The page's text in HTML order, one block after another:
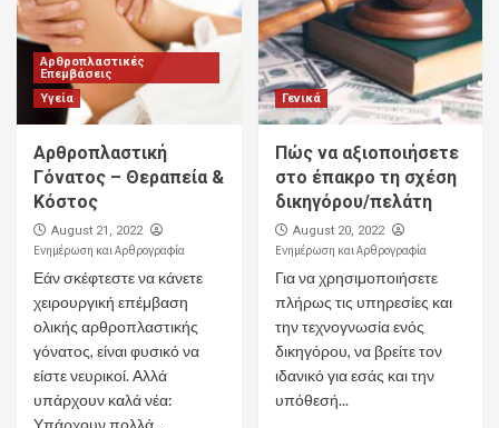
Αρθροπλαστικές
Επεμβάσεις
Υγεία
Αρθροπλαστική
Γόνατος – Θεραπεία &
Κόστος
August 21, 2022
Ενημέρωση και Αρθρογραφία
Εάν σκέφτεστε να κάνετε
χειρουργική επέμβαση
ολικής αρθροπλαστικής
γόνατος, είναι φυσικό να
είστε νευρικοί. Αλλά
υπάρχουν καλά νέα:
Υπάρχουν πολλά...
Γενικά
Πώς να αξιοποιήσετε
στο έπακρο τη σχέση
δικηγόρου/πελάτη
August 20, 2022
Ενημέρωση και Αρθρογραφία
Για να χρησιμοποιήσετε
πλήρως τις υπηρεσίες και
την τεχνογνωσία ενός
δικηγόρου, να βρείτε τον
ιδανικό για εσάς και την
υπόθεσή...